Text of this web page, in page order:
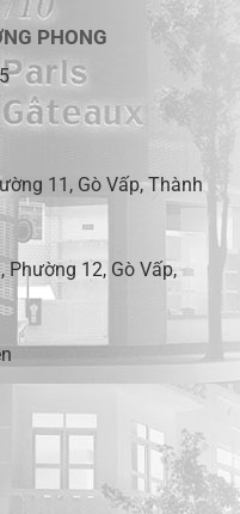
PHONG
11, Gò Vấp, Thành
Phường 12, Gò Vấp,